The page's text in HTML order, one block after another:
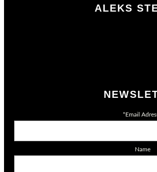
ALEKS
*Email
Name